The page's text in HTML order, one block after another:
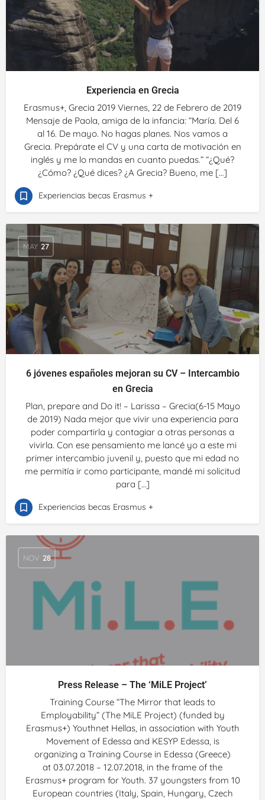
Experiencia en Grecia
Erasmus+, Grecia 2019 Viernes, 22 de Febrero de 2019
Mensaje de Paola, amiga de la infancia: “María. Del 6
al 16. De mayo. No hagas planes. Nos vamos a
Grecia. Prepárate el CV y una carta de motivación en
inglés y me lo mandas en cuanto puedas.” “¿Qué?
¿Cómo? ¿Qué dices? ¿A Grecia? Bueno, me […]
Experiencias becas Erasmus +
MAY 27
6 jóvenes españoles mejoran su CV – Intercambio
en Grecia
Plan, prepare and Do it! – Larissa – Grecia(6-15 Mayo
de 2019) Nada mejor que vivir una experiencia para
poder compartirla y contagiar a otras personas a
vivirla. Con ese pensamiento me lancé yo a este mi
primer intercambio juvenil y, puesto que mi edad no
me permitía ir como participante, mandé mi solicitud
para […]
Experiencias becas Erasmus +
NOV 28
Press Release – The ‘MiLE Project’
Training Course “The Mirror that leads to
Employability” (The MiLE Project) (funded by
Erasmus+) Youthnet Hellas, in association with Youth
Movement of Edessa and KESYP Edessa, is
organizing a Training Course in Edessa (Greece)
at 03.07.2018 – 12.07.2018, in the frame of the
Erasmus+ program for Youth. 37 youngsters from 10
European countries (Italy, Spain, Hungary, Czech